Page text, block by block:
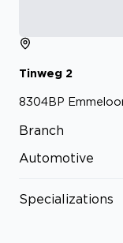
Tinweg 2
8304BP
Branch
Automotive
Specializations